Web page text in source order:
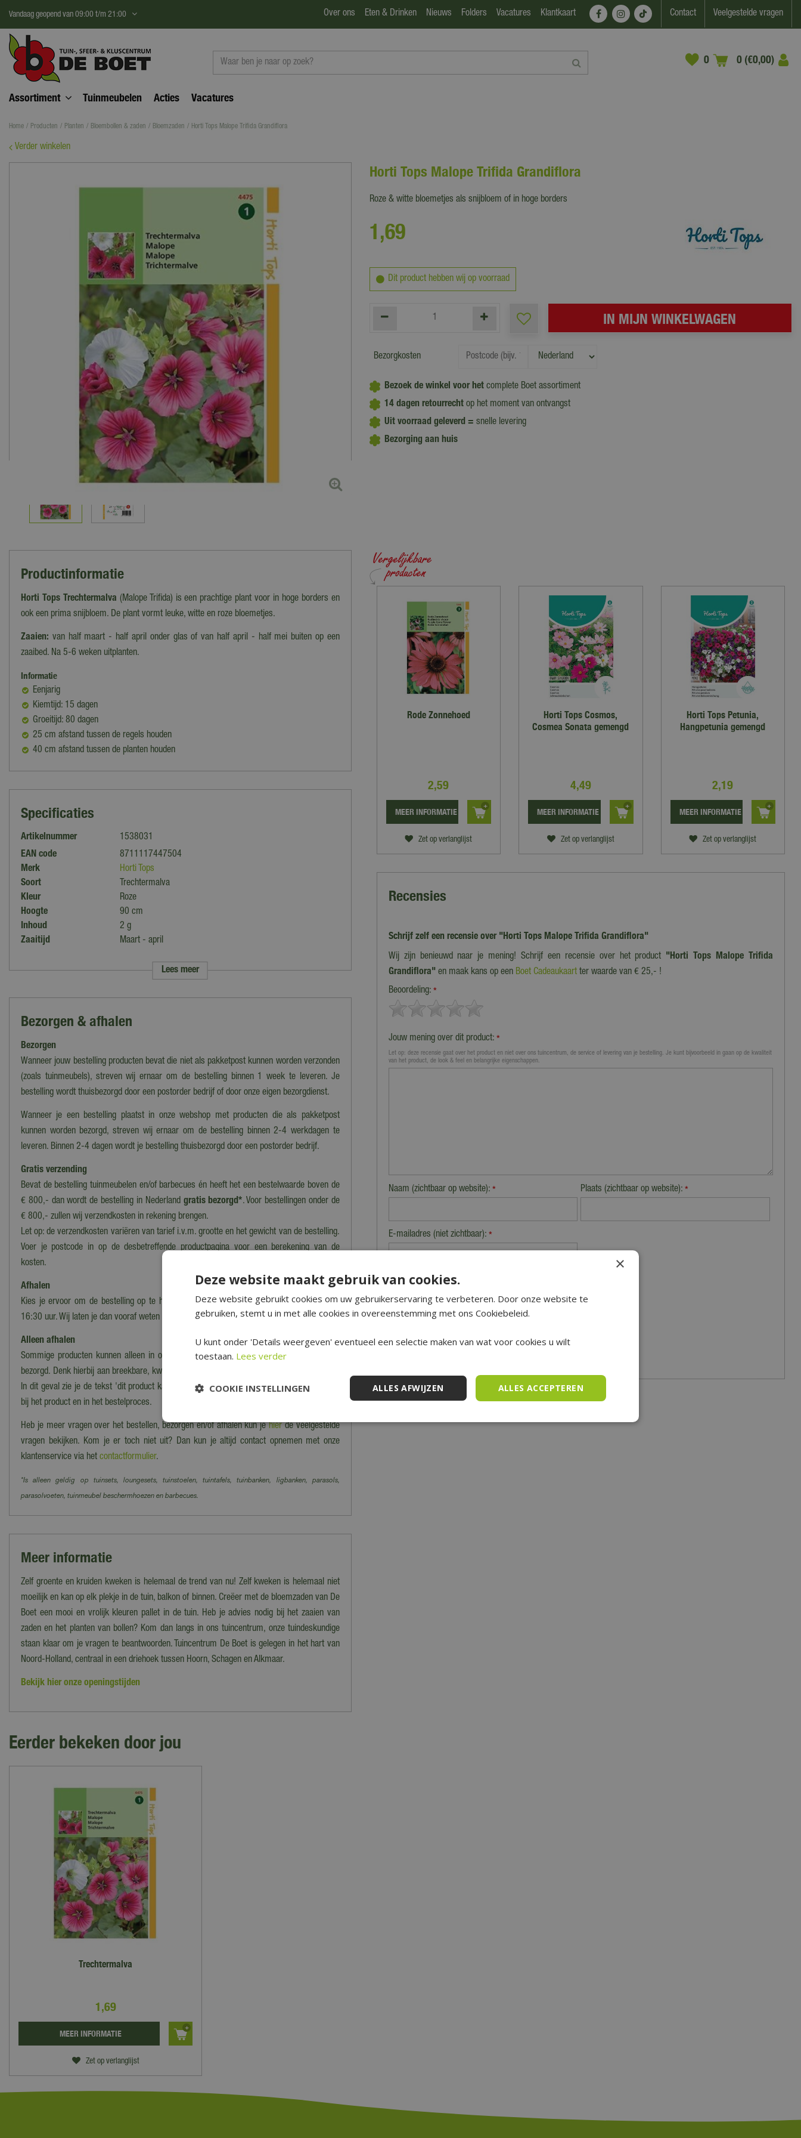
content
Home Producten Planten Bloembollen & zaden Bloemzaden Horti Tops Malope Trifida Grandiflora
Vandaag geopend van 09:00 t/m 21:00 Over ons Eten & Drinken Nieuws Folders Vacatures Klantkaart Contact Veelgestelde vragen
0 (€0,00)
Assortiment Tuinmeubelen Acties Vacatures
Verder winkelen
Horti Tops Malope Trifida Grandiflora
Roze & witte bloemetjes als snijbloem of in hoge borders
1,69
Dit product hebben wij op voorraad
Bezorgkosten
Bezoek de winkel voor het complete Boet assortiment
14 dagen retourrechtop het moment van ontvangst
Uit voorraad geleverd = snelle levering
Bezorging aan huis
Productinformatie
Horti Tops Trechtermalva (Malope Trifida) is een prachtige plant voor in hoge borders en
ook een prima snijbloem. De plant vormt leuke, witte en roze bloemetjes.
Zaaien: van half maart - half april onder glas of van half april - half mei buiten op een
zaaibed. Na 5-6 weken uitplanten.
Informatie
Eenjarig
Kiemtijd: 15 dagen
Groeitijd: 80 dagen
25 cm afstand tussen de regels houden
40 cm afstand tussen de planten houden
Specificaties
Artikelnummer
1538031
EAN code
8711117447504
Merk
Horti Tops
Soort
Trechtermalva
Kleur
Roze
Hoogte
90 cm
Inhoud
2 g
Zaaitijd
Maart - april
Maximale groeihoogte
90 cm
Bloeitype
Eenjarig
Lees meer
Bezorgen & afhalen
Bezorgen
Wanneer jouw bestelling producten bevat die niet als pakketpost kunnen worden verzonden
(zoals tuinmeubels), streven wij ernaar om de bestelling binnen 1 week te leveren. Je
bestelling wordt thuisbezorgd door een postorder bedrijf of door onze eigen bezorgdienst.
Wanneer je een bestelling plaatst in onze webshop met producten die als pakketpost
kunnen worden bezorgd, streven wij ernaar om de bestelling binnen 2-4 werkdagen te
leveren. Binnen 2-4 dagen wordt je bestelling thuisbezorgd door een postorder bedrijf.
Gratis verzending
Bevat de bestelling tuinmeubelen en/of barbecues én heeft het een bestelwaarde boven de
€ 800,- dan wordt de bestelling in Nederland gratis bezorgd*. Voor bestellingen onder de
€ 800,- zullen wij verzendkosten in rekening brengen.
Let op: de verzendkosten variëren van tarief i.v.m. grootte en het gewicht van de bestelling.
Voer je postcode in op de desbetreffende productpagina voor een berekening van de
kosten.
Afhalen
Kies je ervoor om de bestelling op te halen in ons magazijn/onze winkel dan kan dat tot
16:30 uur. Wij laten je dan vooraf weten wanneer en waar de bestelling precies klaarstaat.
Alleen afhalen
Sommige producten kunnen alleen in onze winkel worden afgehaald en worden dus niet
bezorgd. Denk hierbij aan breekbare, kwetsbare, zware of moeilijk te vervoeren producten.
In dit geval zie je de tekst 'dit product kan alleen worden opgehaald, niet verzonden' staan
bij het product en in het bestelproces.
Heb je meer vragen over het bestellen, bezorgen en/of afhalen kun jehierde veelgestelde
vragen bekijken. Kom je er toch niet uit? Dan kun je altijd contact opnemen met onze
klantenservice via het contactformulier.
*Is alleen geldig op tuinsets, loungesets, tuinstoelen, tuintafels, tuinbanken, ligbanken, parasols,
parasolvoeten, tuinmeubel beschermhoezen en barbecues.
Meer informatie
Zelf groente en kruiden kweken is helemaal de trend van nu! Zelf kweken is helemaal niet
moeilijk en kan op elk plekje in de tuin, balkon of binnen. Creëer met de bloemzaden van De
Boet een mooi en vrolijk kleuren pallet in de tuin. Heb je advies nodig bij het zaaien van
zaden en het planten van bollen? Kom dan langs in ons tuincentrum, onze tuindeskundige
staan klaar om je vragen te beantwoorden. Tuincentrum De Boet is gelegen in het hart van
Noord-Holland, centraal in een driehoek tussen Hoorn, Schagen en Alkmaar.
Bekijk hier onze openingstijden
Rode Zonnehoed
2,59
Zet op verlanglijst
MEER INFORMATIE
Horti Tops Cosmos,
Cosmea Sonata gemengd
4,49
Zet op verlanglijst
MEER INFORMATIE
Horti Tops Petunia,
Hangpetunia gemengd
2,19
Zet op verlanglijst
MEER INFORMATIE
Recensies
Schrijf zelf een recensie over "Horti Tops Malope Trifida Grandiflora"
Wij zijn benieuwd naar je mening! Schrijf een recensie over het product "Horti Tops Malope Trifida
Grandiflora"en maak kans op een Boet Cadeaukaartter waarde van € 25,- !
Beoordeling: *
Jouw mening over dit product: *
Let op: deze recensie gaat over het product en niet over ons tuincentrum, de service of levering van je bestelling. Je kunt bijvoorbeeld in gaan op de kwaliteit
van het product, de look & feel en belangrijke eigenschappen.
Naam (zichtbaar op website): * Plaats (zichtbaar op website):*
E-mailadres (niet zichtbaar): *
Beveiligingscontrole:
Eerder bekeken door jou
Trechtermalva
1,69
Zet op verlanglijst
MEER INFORMATIE
×
Deze website maakt gebruik van cookies.
Deze website gebruikt cookies om uw gebruikerservaring te verbeteren. Door onze website te
gebruiken, stemt u in met alle cookies in overeenstemming met ons Cookiebeleid.
U kunt onder 'Details weergeven' eventueel een selectie maken van wat voor cookies u wilt
toestaan. Lees verder
ALLES ACCEPTEREN
ALLES AFWIJZEN
COOKIE INSTELLINGEN